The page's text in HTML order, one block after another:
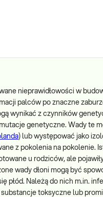
nieprawidłowości w
palców po znaczne
wynikać z czynników
genetyczne. Wady te
) lub występować jako
z pokolenia na pokolenie.
u rodziców, ale
wady dłoni mogą być
płód. Należą do nich m.in.
toksyczne lub